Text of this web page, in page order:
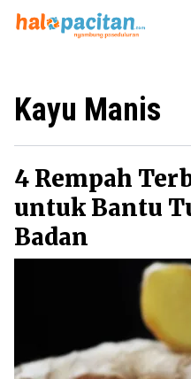
Home
Kayu Manis
4 Rempah
untuk Bantu
Badan